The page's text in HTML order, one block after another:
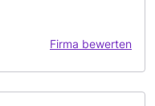
Firma bewerten